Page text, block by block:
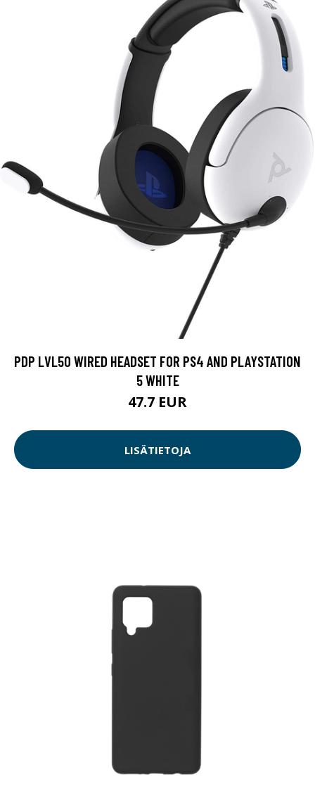
PDP LVL50 WIRED HEADSET FOR PS4 AND PLAYSTATION
5 WHITE
47.7 EUR
LISÄTIETOJA